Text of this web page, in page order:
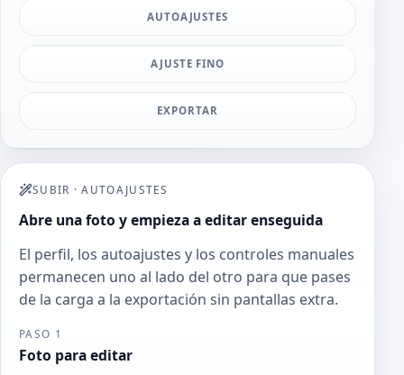
AUTOAJUSTES
AJUSTE FINO
EXPORTAR
SUBIR ·AUTOAJUSTES
Abre una foto y empieza a editar enseguida
El perfil, los autoajustes y los controles manuales
permanecen uno al lado del otro para que pases
de la carga a la exportación sin pantallas extra.
PASO 1
Foto para editar